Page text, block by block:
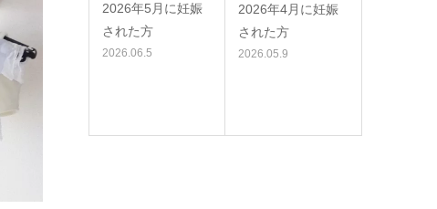
2026年5月に妊娠
された方
2026.06.5
2026年4月に妊娠
された方
2026.05.9